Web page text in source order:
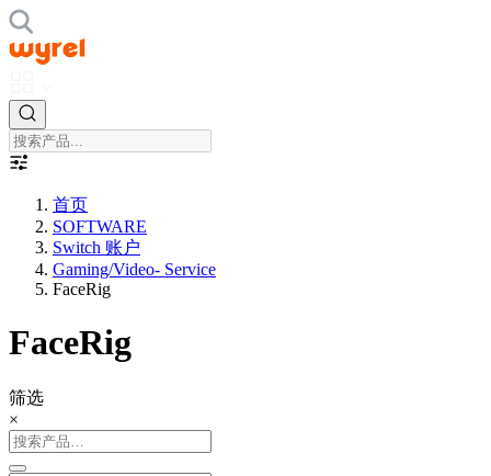
首页
SOFTWARE
Switch 账户
Gaming/Video- Service
FaceRig
FaceRig
筛选
×